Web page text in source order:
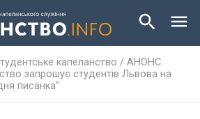
капеланство / АНОНС.
запрошує студентів Львова на
писанка”